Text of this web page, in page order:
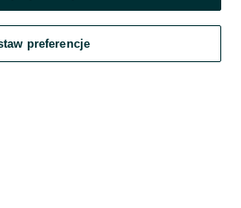
jednego z dostawców wskazanych powyżej,
OLX.pl w jego aktualnym brzmieniu.
preferencje